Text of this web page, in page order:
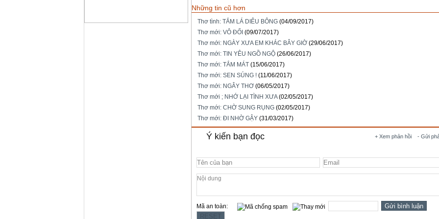
Những tin cũ hơn
Thơ tình: TẮM LÁ DIÊU BÔNG (04/09/2017)
Thơ mới: VÔ ĐỐI (09/07/2017)
Thơ mới: NGÀY XƯA EM KHÁC BÂY GIỜ (29/06/2017)
Thơ mới: TIN YÊU NGỒ NGỘ (26/06/2017)
Thơ mới: TẮM MÁT (15/06/2017)
Thơ mới: SEN SÚNG ! (11/06/2017)
Thơ mới: NGÂY THƠ (06/05/2017)
Thơ mới ; NHỚ LẠI TÌNH XƯA (02/05/2017)
Thơ mới: CHỜ SUNG RỤNG (02/05/2017)
Thơ mới: ĐI NHỜ GẬY (31/03/2017)
+ Xem phản hồi - Gửi
Ý kiến bạn đọc
Mã an toàn: